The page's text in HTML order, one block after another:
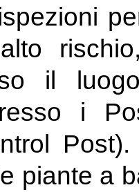
il
i
piante a